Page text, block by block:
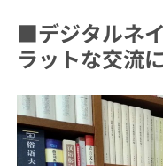
■デジタルネ
ラットな交流